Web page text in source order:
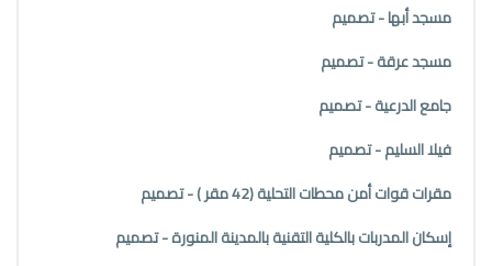
مسجد أبها - تصميم
مسجد عرقة - تصميم
جامع الدرعية - تصميم
فيلا السليم - تصميم
مقرات قوات أمن محطات التحلية (42 مقر ) - تصميم
إسكان المدربات بالكلية التقنية بالمدينة المنورة - تصميم